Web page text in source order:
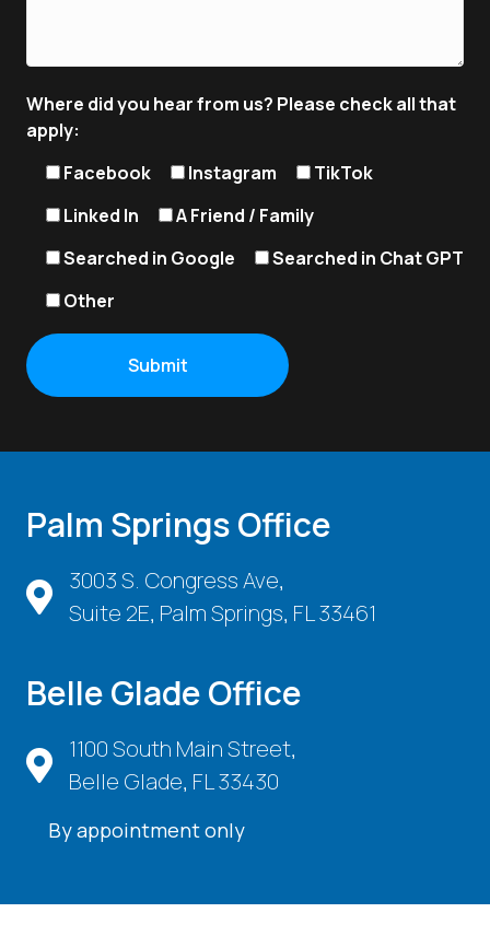
Where did you hear from us? Please check all that
apply:
Facebook
Instagram
TikTok
Linked In
A Friend / Family
Searched in Google
Searched in Chat GPT
Other
Palm Springs Office
3003 S. Congress Ave,
Suite 2E, Palm Springs, FL 33461
Belle Glade Office
1100 South Main Street,
Belle Glade, FL 33430
By appointment only